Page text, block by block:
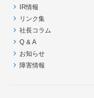
頭
へ
IR情報
リンク集
社長コラム
Q & A
お知らせ
障害情報